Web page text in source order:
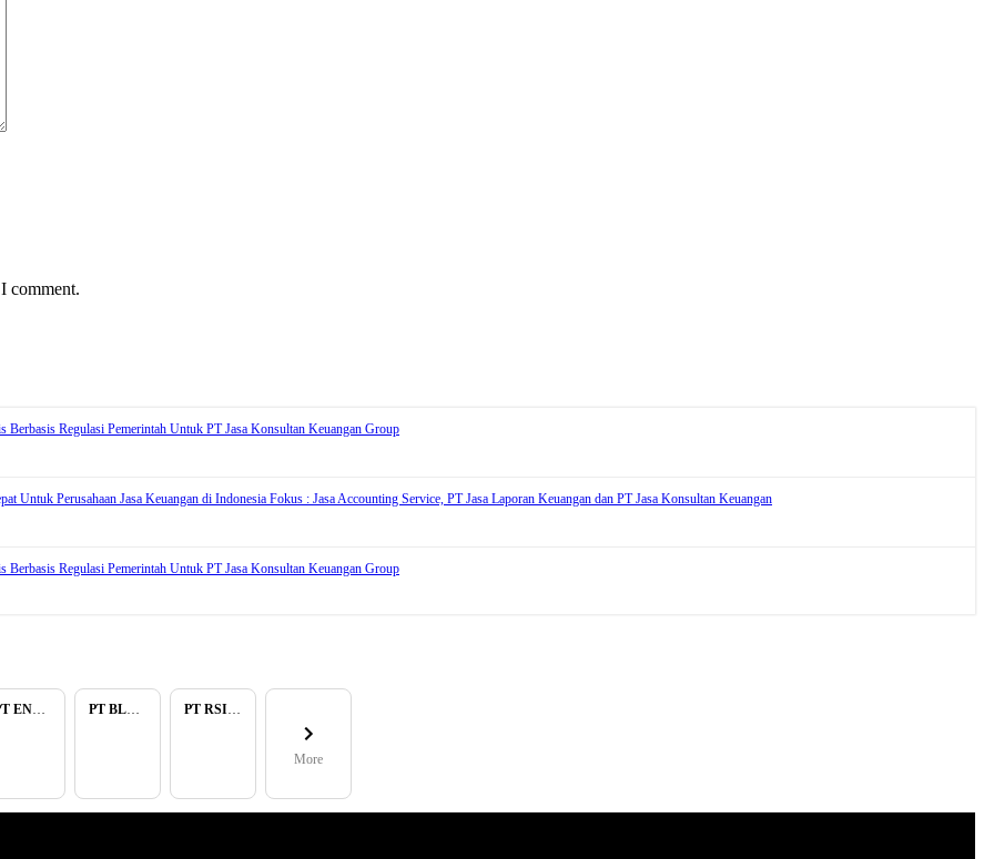
comment.
Berbasis Regulasi Pemerintah Untuk PT Jasa Konsultan Keuangan Group
Untuk Perusahaan Jasa Keuangan di Indonesia Fokus : Jasa Accounting Service, PT Jasa Laporan Keuangan dan PT Jasa Konsultan Keuangan
Berbasis Regulasi Pemerintah Untuk PT Jasa Konsultan Keuangan Group
More